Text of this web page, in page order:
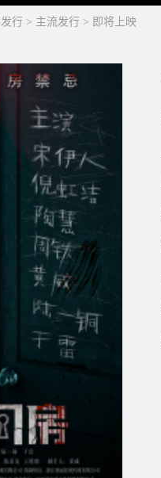
行 > 主流发行 > 即将上映